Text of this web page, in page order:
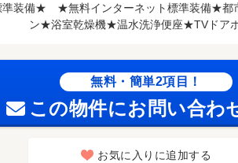
準装備★ ★無料インターネット標準装備★都
ン★浴室乾燥機★温水洗浄便座★TVドア
無料・簡単2項目！
この物件にお問い合わ
お気に入りに追加する